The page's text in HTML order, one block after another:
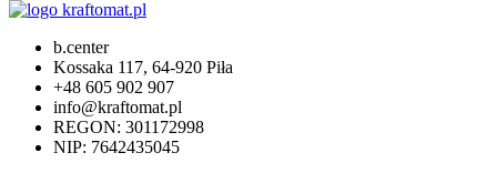
b.center
Kossaka 117, 64-920 Piła
+48 605 902 907
info@kraftomat.pl
REGON: 301172998
NIP: 7642435045